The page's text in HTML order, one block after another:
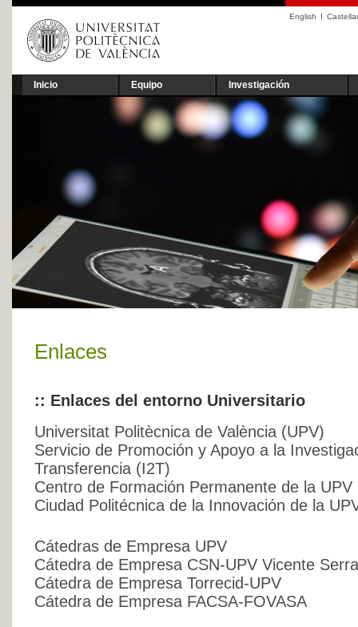
English I
Inicio Equipo Investigación
Enlaces
:: Enlaces del entorno Universitario
Universitat Politècnica de València (UPV)
Servicio de Promoción y Apoyo a la
Transferencia (I2T)
Centro de Formación Permanente de la UPV
Ciudad Politécnica de la Innovación de la
Cátedras de Empresa UPV
Cátedra de Empresa CSN-UPV Vicente
Cátedra de Empresa Torrecid-UPV
Cátedra de Empresa FACSA-FOVASA